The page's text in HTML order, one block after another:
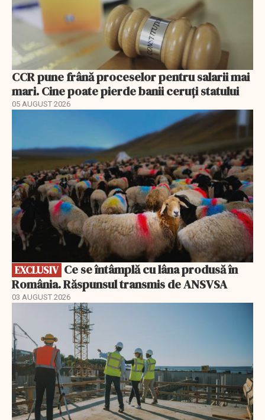
CCR pune frână proceselor pentru salarii mai
mari. Cine poate pierde banii ceruți statului
05 AUGUST 2026
EXCLUSIV
România. Răspunsul transmis de ANSVSA
03 AUGUST 2026